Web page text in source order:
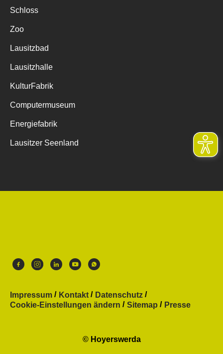
Schloss
Zoo
Lausitzbad
Lausitzhalle
KulturFabrik
Computermuseum
Energiefabrik
Lausitzer Seenland
Impressum Kontakt
Datenschutz
Cookie-Einstellungen ändern
Sitemap Presse
© Hoyerswerda